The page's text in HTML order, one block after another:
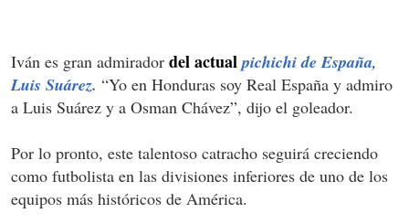
Iván es gran admirador del actualpichichi de España,
Luis Suárez. “Yo en Honduras soy Real España y admiro
a Luis Suárez y a Osman Chávez”, dijo el goleador.
Por lo pronto, este talentoso catracho seguirá creciendo
como futbolista en las divisiones inferiores de uno de los
equipos más históricos de América.